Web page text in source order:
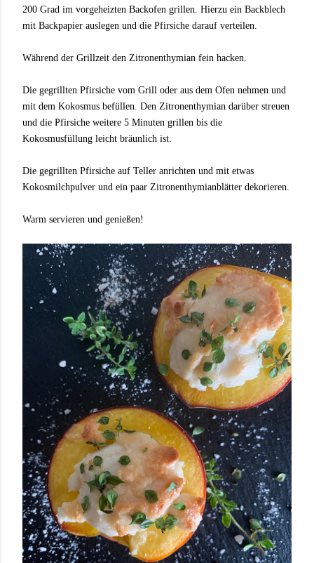
200 Grad im vorgeheizten Backofen grillen. Hierzu ein Backblech
mit Backpapier auslegen und die Pfirsiche darauf verteilen.
Während der Grillzeit den Zitronenthymian fein hacken.
Die gegrillten Pfirsiche vom Grill oder aus dem Ofen nehmen und
mit dem Kokosmus befüllen. Den Zitronenthymian darüber streuen
und die Pfirsiche weitere 5 Minuten grillen bis die
Kokosmusfüllung leicht bräunlich ist.
Die gegrillten Pfirsiche auf Teller anrichten und mit etwas
Kokosmilchpulver und ein paar Zitronenthymianblätter dekorieren.
Warm servieren und genießen!